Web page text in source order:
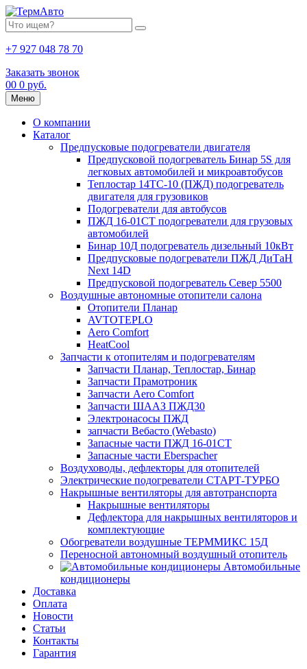
+7 927 048 78 70
Заказать звонок
00 0 руб.
Меню
О компании
Каталог
Предпусковые подогреватели двигателя
Предпусковой подогреватель Бинар 5S для
легковых автомобилей и микроавтобусов
Теплостар 14ТС-10 (ПЖД) подогреватель
двигателя для грузовиков
Подогреватели для автобусов
ПЖД 16-01СТ подогреватели для грузовых
автомобилей
Бинар 10Д подогреватель дизельный 10кВт
Предпусковые подогреватели ПЖД ДиТаН
Next 14D
Предпусковой подогреватель Север 5500
Воздушные автономные отопители салона
Отопители Планар
AVTOTEPLO
Aero Comfort
HeatCool
Запчасти к отопителям и подогревателям
Запчасти Планар, Теплостар, Бинар
Запчасти Прамотроник
Запчасти Aero Comfort
Запчасти ШААЗ ПЖД30
Электронасосы ПЖД
запчасти Вебасто (Webasto)
Запасные части ПЖД 16-01СТ
Запасные части Eberspacher
Воздуховоды, дефлекторы для отопителей
Электрические подогреватели СТАРТ-ТУРБО
Накрышные вентиляторы для автотранспорта
Накрышные вентиляторы
Дефлектора для накрышных вентиляторов и
комплектующие
Обогреватели воздушные ТЕРММИКС 15Д
Переносной автономный воздушный отопитель
Автомобильные
кондиционеры
Доставка
Оплата
Новости
Статьи
Контакты
Гарантия